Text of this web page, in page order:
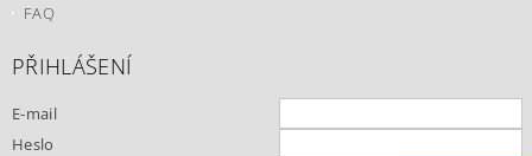
FAQ
PŘIHLÁŠENÍ
E-mail
Heslo